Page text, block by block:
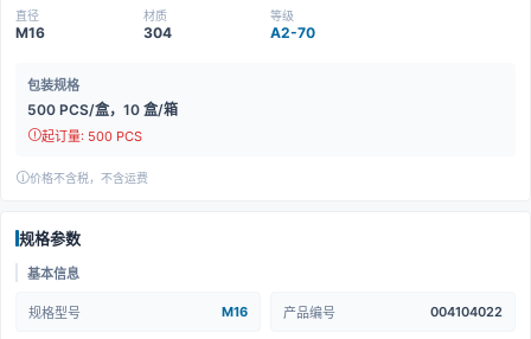
直径
M16
材质
304
等级
A2-70
包装规格
500 PCS/盒，10 盒/箱
起订量: 500 PCS
价格不含税，不含运费
规格参数
基本信息
规格型号 M16 产品编号 004104022